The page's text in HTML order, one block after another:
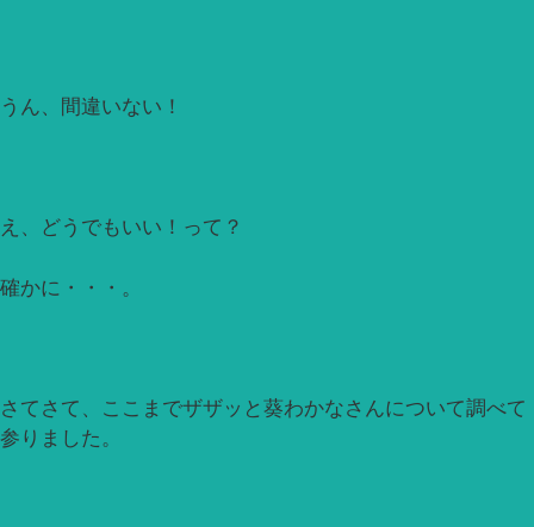
うん、間違いない！
え、どうでもいい！って？
確かに・・・。
さてさて、ここまでザザッと葵わかなさんについて調べて
参りました。